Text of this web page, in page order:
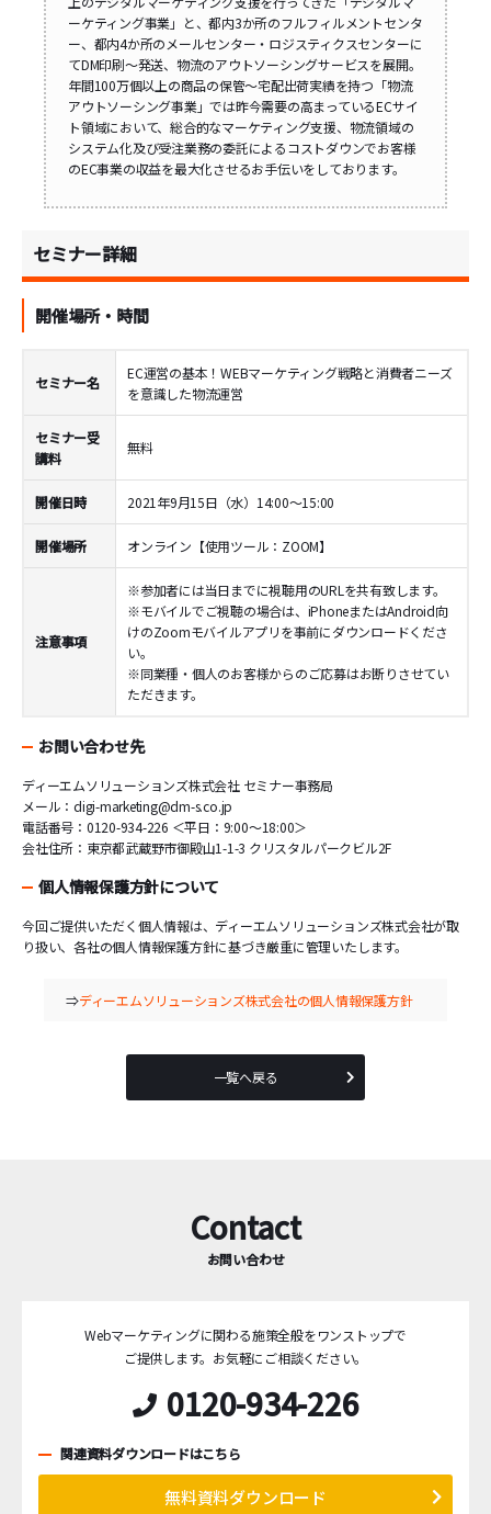
ーケティング事業」と、都内3か所のフルフィルメントセンタ
ー、都内4か所のメールセンター・ロジスティクスセンターに
てDM印刷～発送、物流のアウトソーシングサービスを展開。
年間100万個以上の商品の保管～宅配出荷実績を持つ「物流
アウトソーシング事業」では昨今需要の高まっているECサイ
ト領域において、総合的なマーケティング支援、物流領域の
システム化及び受注業務の委託によるコストダウンでお客様
のEC事業の収益を最大化させるお手伝いをしております。
セミナー詳細
開催場所・時間
セミナー名
EC運営の基本！WEBマーケティング戦略と消費者ニーズ
を意識した物流運営
セミナー受
講料
無料
開催日時 2021年9月15日（水）14:00～15:00
開催場所 オンライン【使用ツール：ZOOM】
注意事項
※参加者には当日までに視聴用のURLを共有致します。
※モバイルでご視聴の場合は、iPhoneまたはAndroid向
けのZoomモバイルアプリを事前にダウンロードくださ
い。
※同業種・個人のお客様からのご応募はお断りさせてい
ただきます。
お問い合わせ先
ディーエムソリューションズ株式会社 セミナー事務局
メール：digi-marketing@dm-s.co.jp
電話番号：0120-934-226 ＜平日：9:00～18:00＞
会社住所：東京都武蔵野市御殿山1-1-3 クリスタルパークビル2F
個人情報保護方針について
今回ご提供いただく個人情報は、ディーエムソリューションズ株式会社が取
り扱い、各社の個人情報保護方針に基づき厳重に管理いたします。
⇒ディーエムソリューションズ株式会社の個人情報保護方針
一覧へ戻る
Contact
お問い合わせ
Webマーケティングに関わる施策全般をワンストップで
ご提供します。 お気軽にご相談ください。
0120-934-226
関連資料ダウンロードはこちら
無料資料ダウンロード